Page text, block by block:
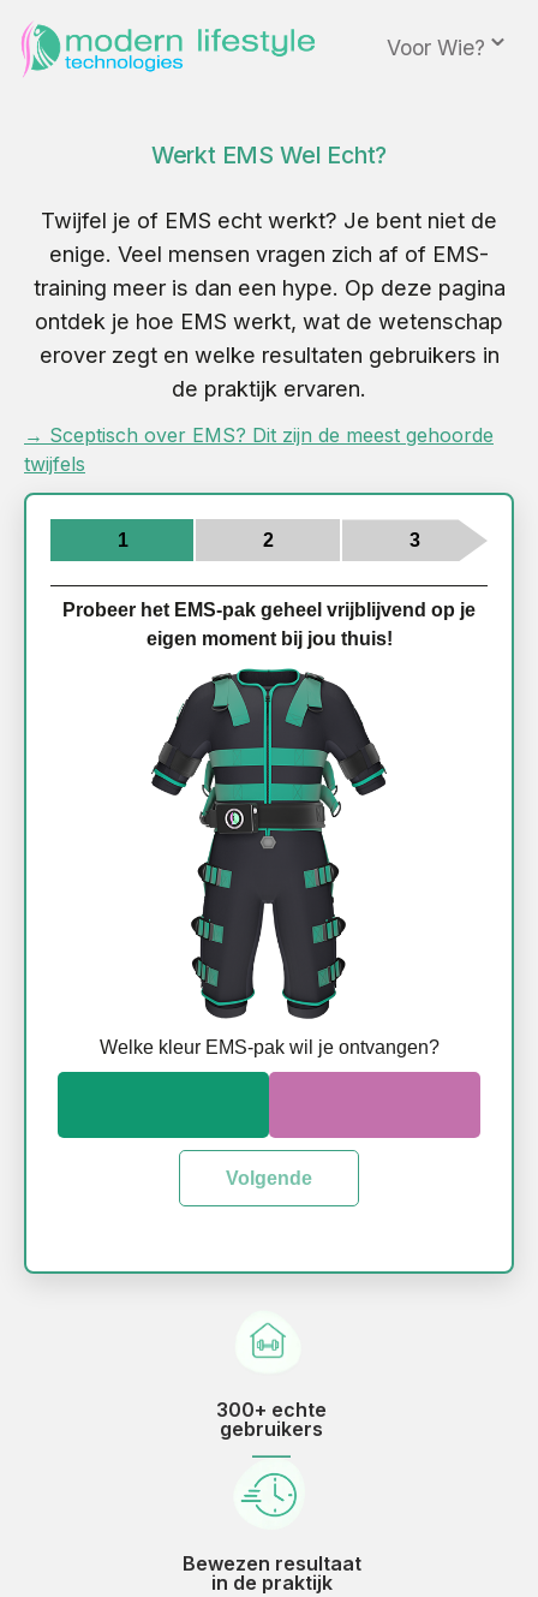
Voor Wie? ⌄
Werkt EMS Wel Echt?
Twijfel je of EMS echt werkt? Je bent niet de
enige. Veel mensen vragen zich af of EMS-
training meer is dan een hype. Op deze pagina
ontdek je hoe EMS werkt, wat de wetenschap
erover zegt en welke resultaten gebruikers in
de praktijk ervaren.
→ Sceptisch over EMS? Dit zijn de meest gehoorde
twijfels
1 2 3
Probeer het EMS-pak geheel vrijblijvend op je
eigen moment bij jou thuis!
Welke kleur EMS-pak wil je ontvangen?
Volgende
300+ echte
gebruikers
Bewezen resultaat
in de praktijk